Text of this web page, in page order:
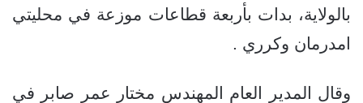
بالولاية، بدات بأربعة قطاعات موزعة في محليتي
امدرمان وكرري .
وقال المدير العام المهندس مختار عمر صابر في